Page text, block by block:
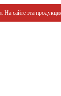
эта